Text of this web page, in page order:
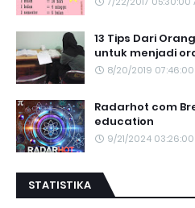
13 Tips Dari
untuk menjadi
8/20/2019 07:46:00
Radarhot com
education
9/21/2024 03:26:00
STATISTIKA